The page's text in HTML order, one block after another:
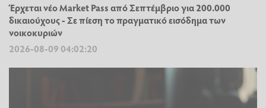
Έρχεται νέο Market Pass από Σεπτέμβριο για 200.000
δικαιούχους - Σε πίεση το πραγματικό εισόδημα των
νοικοκυριών
2026-08-09 04:02:20